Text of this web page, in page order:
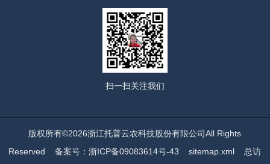
扫一扫关注我们
版权所有©2026浙江托普云农科技股份有限公司All Rights
Reserved备案号：浙ICP备09083614号-43 sitemap.xml 总访